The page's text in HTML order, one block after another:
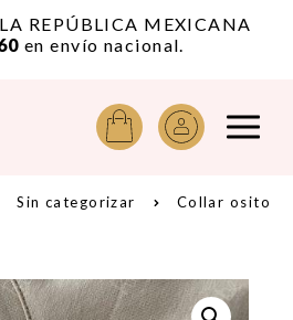
REPÚBLICA MEXICANA
en envío nacional.
Sin categorizar Collar osito